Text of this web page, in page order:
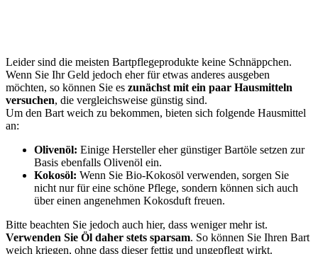
Leider sind die meisten Bartpflegeprodukte keine Schnäppchen.
Wenn Sie Ihr Geld jedoch eher für etwas anderes ausgeben
möchten, so können Sie es zunächst mit ein paar Hausmitteln
versuchen, die vergleichsweise günstig sind.
Um den Bart weich zu bekommen, bieten sich folgende Hausmittel
an:
Olivenöl: Einige Hersteller eher günstiger Bartöle setzen zur
Basis ebenfalls Olivenöl ein.
Kokosöl: Wenn Sie Bio-Kokosöl verwenden, sorgen Sie
nicht nur für eine schöne Pflege, sondern können sich auch
über einen angenehmen Kokosduft freuen.
Bitte beachten Sie jedoch auch hier, dass weniger mehr ist.
Verwenden Sie Öl daher stets sparsam. So können Sie Ihren Bart
weich kriegen, ohne dass dieser fettig und ungepflegt wirkt.